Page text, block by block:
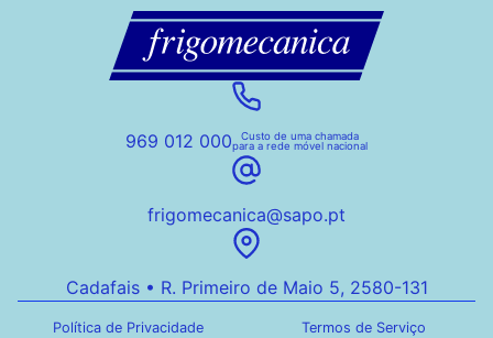
969 012 000
Custo de uma chamada
para a rede móvel nacional
frigomecanica@sapo.pt
Cadafais • R. Primeiro de Maio 5, 2580-131
Política de Privacidade
Termos de Serviço